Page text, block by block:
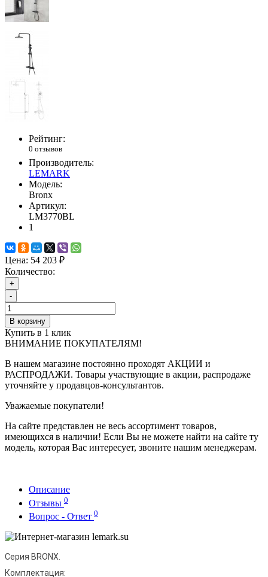
Рейтинг:
0 отзывов
Производитель:
LEMARK
Модель:
Bronx
Артикул:
LM3770BL
1
Цена: 54 203 ₽
Количество:
+
-
В корзину
Купить в 1 клик
ВНИМАНИЕ ПОКУПАТЕЛЯМ!
В нашем магазине постоянно проходят АКЦИИ и
РАСПРОДАЖИ. Товары участвующие в акции, распродаже
уточняйте у продавцов-консультантов.
Уважаемые покупатели!
На сайте представлен не весь ассортимент товаров,
имеющихся в наличии! Если Вы не можете найти на сайте ту
модель, которая Вас интересует, звоните нашим менеджерам.
Описание
Отзывы 0
Вопрос - Ответ 0
Серия BRONX.
Комплектация: